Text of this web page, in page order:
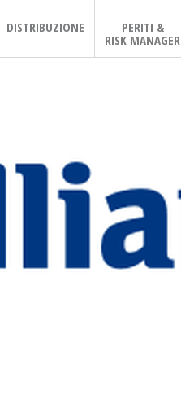
DISTRIBUZIONE
PERITI &
RISK MANAGER